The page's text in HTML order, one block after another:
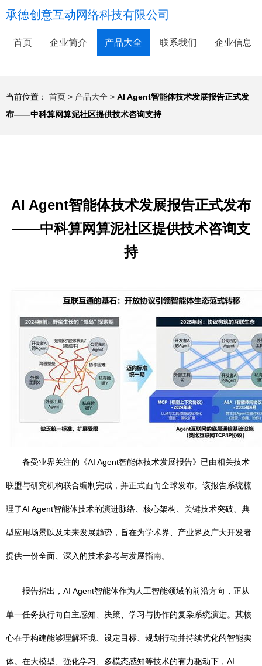
承德创意互动网络科技有限公司
首页 企业简介 产品大全 联系我们 企业信息
当前位置： 首页 > 产品大全 > AI Agent智能体技术发展报告正式发
布——中科算网算泥社区提供技术咨询支持
AI Agent智能体技术发展报告正式发布
——中科算网算泥社区提供技术咨询支
持
备受业界关注的《AI Agent智能体技术发展报告》已由相关技术
联盟与研究机构联合编制完成，并正式面向全球发布。该报告系统梳
理了AI Agent智能体技术的演进脉络、核心架构、关键技术突破、典
型应用场景以及未来发展趋势，旨在为学术界、产业界及广大开发者
提供一份全面、深入的技术参考与发展指南。
报告指出，AI Agent智能体作为人工智能领域的前沿方向，正从
单一任务执行向自主感知、决策、学习与协作的复杂系统演进。其核
心在于构建能够理解环境、设定目标、规划行动并持续优化的智能实
体。在大模型、强化学习、多模态感知等技术的有力驱动下，AI